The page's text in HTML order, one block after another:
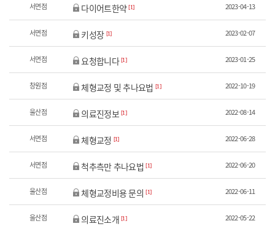
서면점 다이어트한약 [1] 2023-04-13
서면점 키성장 [1] 2023-02-07
서면점 요청합니다 [1] 2023-01-25
창원점 체형교정 및 추나요법 [1] 2022-10-19
울산점 의료진정보 [1] 2022-08-14
서면점 체형교정 [1] 2022-06-28
서면점 척추측만 추나요법 [1] 2022-06-20
울산점 체형교정비용 문의 [1] 2022-06-11
울산점 의료진소개 [1] 2022-05-22